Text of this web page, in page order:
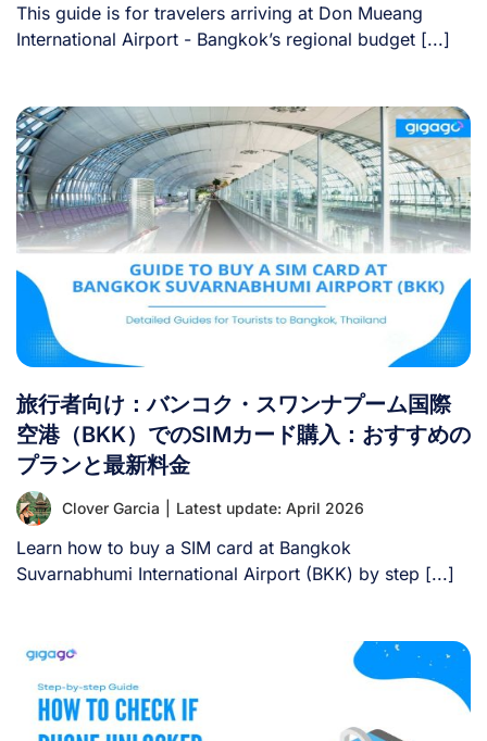
This guide is for travelers arriving at Don Mueang
International Airport - Bangkok’s regional budget [...]
旅行者向け：バンコク・スワンナプーム国際
空港（BKK）でのSIMカード購入：おすすめの
プランと最新料金
Clover Garcia Latest update: April 2026
Learn how to buy a SIM card at Bangkok
Suvarnabhumi International Airport (BKK) by step [...]